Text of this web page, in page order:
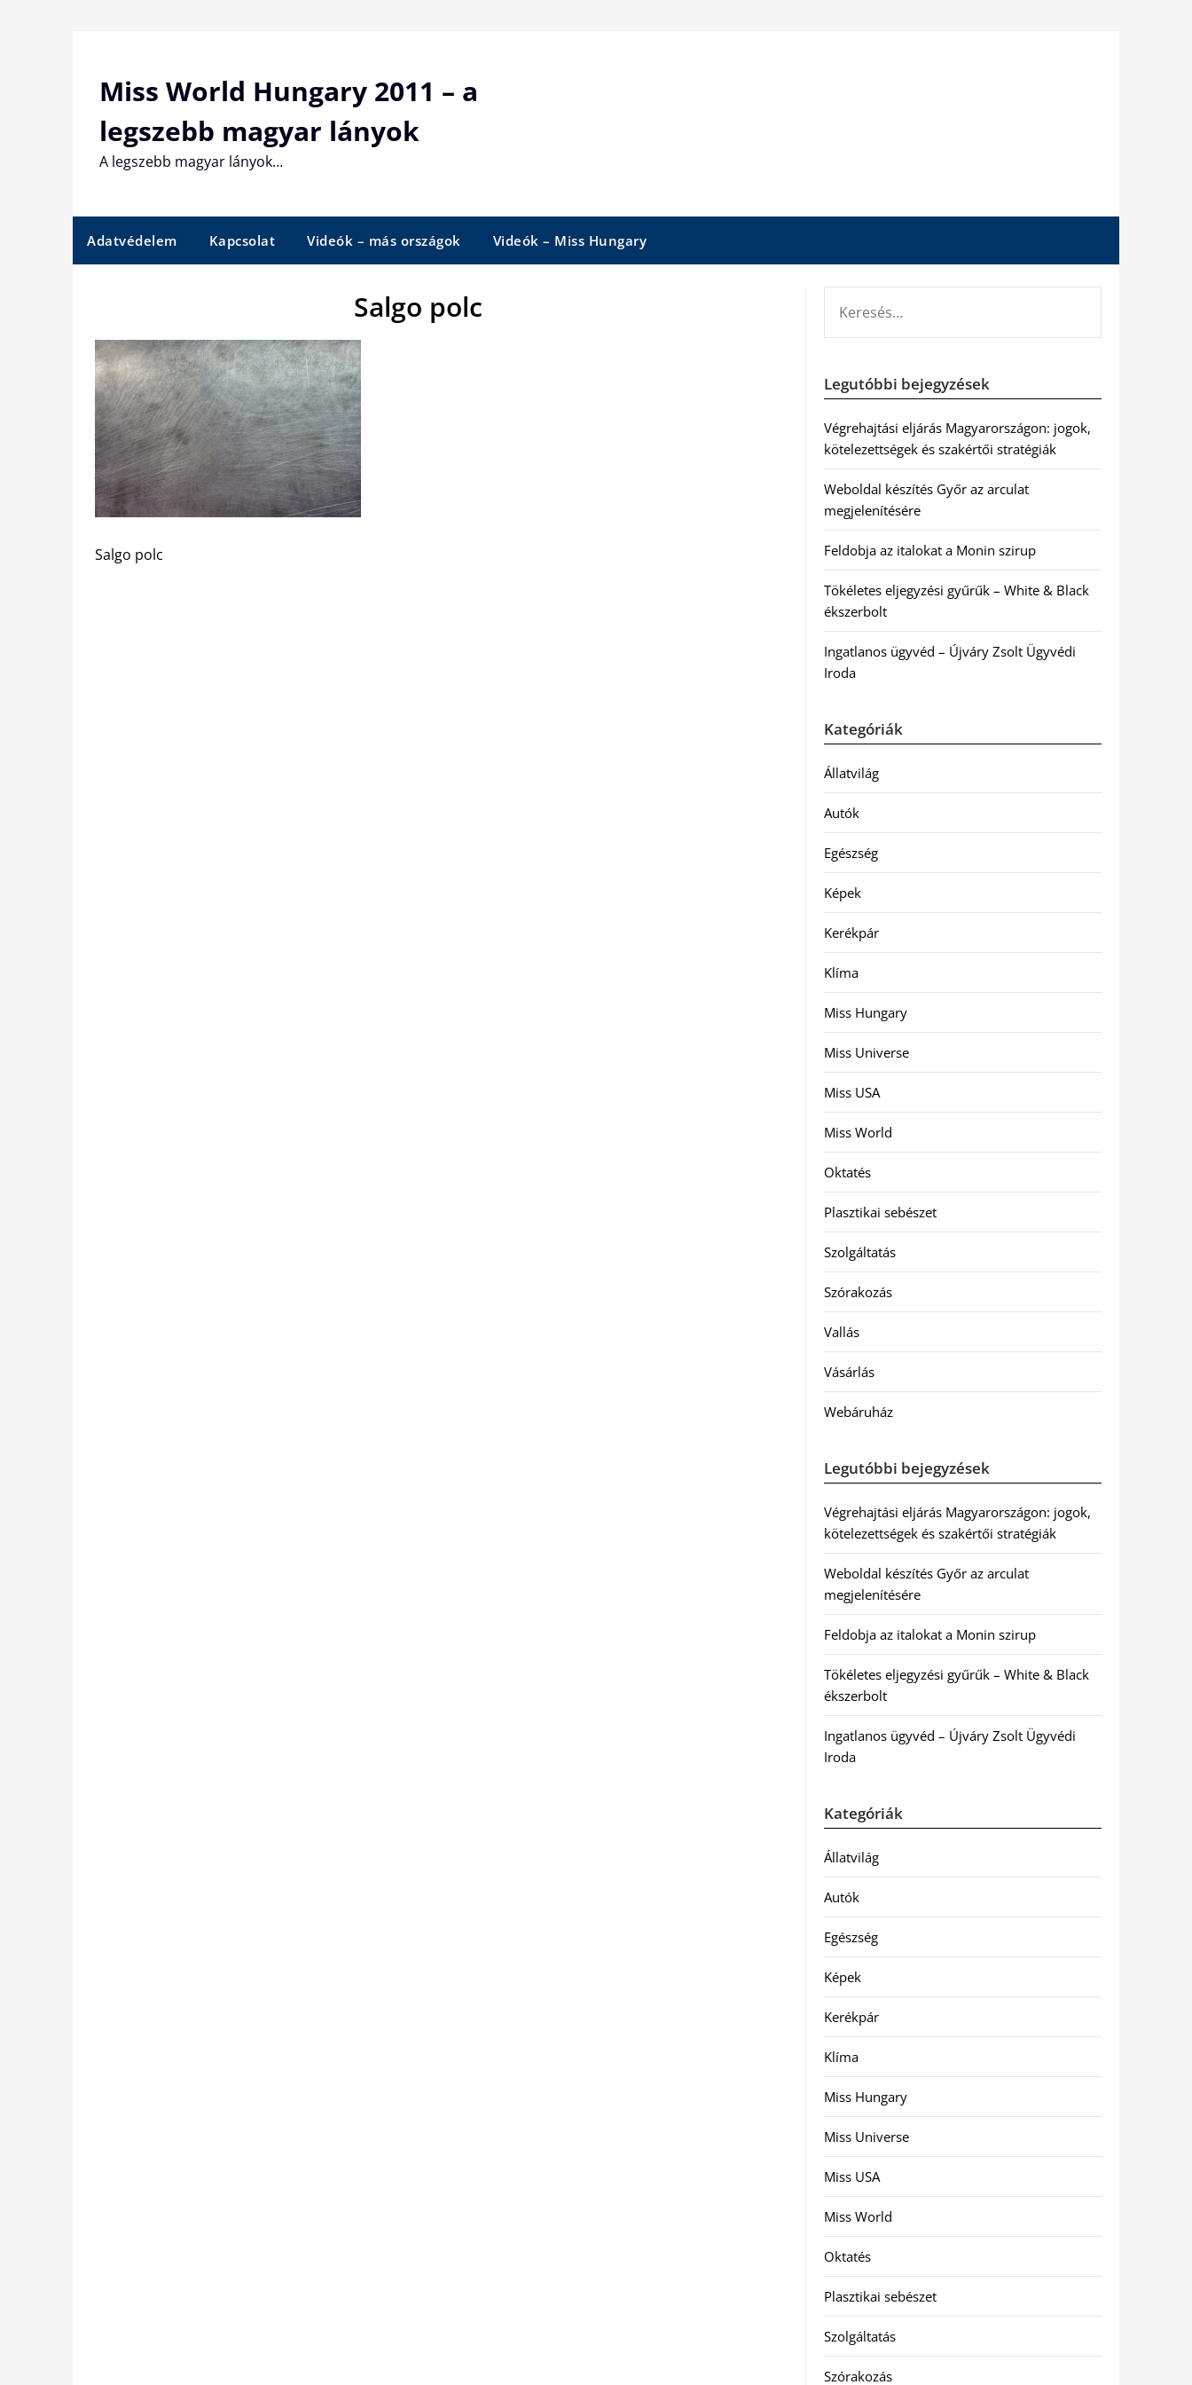
Miss World Hungary 2011 – a
legszebb magyar lányok
A legszebb magyar lányok…
Adatvédelem Kapcsolat Videók – más országok Videók – Miss Hungary
Salgo polc
Salgo polc
Legutóbbi bejegyzések
Végrehajtási eljárás Magyarországon: jogok,
kötelezettségek és szakértői stratégiák
Weboldal készítés Győr az arculat
megjelenítésére
Feldobja az italokat a Monin szirup
Tökéletes eljegyzési gyűrűk – White & Black
ékszerbolt
Ingatlanos ügyvéd – Újváry Zsolt Ügyvédi
Iroda
Kategóriák
Állatvilág
Autók
Egészség
Képek
Kerékpár
Klíma
Miss Hungary
Miss Universe
Miss USA
Miss World
Oktatés
Plasztikai sebészet
Szolgáltatás
Szórakozás
Vallás
Vásárlás
Webáruház
Legutóbbi bejegyzések
Végrehajtási eljárás Magyarországon: jogok,
kötelezettségek és szakértői stratégiák
Weboldal készítés Győr az arculat
megjelenítésére
Feldobja az italokat a Monin szirup
Tökéletes eljegyzési gyűrűk – White & Black
ékszerbolt
Ingatlanos ügyvéd – Újváry Zsolt Ügyvédi
Iroda
Kategóriák
Állatvilág
Autók
Egészség
Képek
Kerékpár
Klíma
Miss Hungary
Miss Universe
Miss USA
Miss World
Oktatés
Plasztikai sebészet
Szolgáltatás
Szórakozás